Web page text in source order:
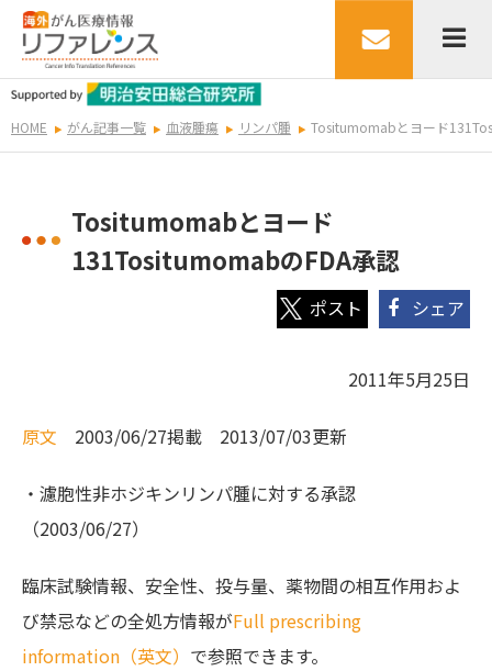
HOME がん記事一覧 血液腫瘍 リンパ腫 Tositumomabとヨード
Tositumomabとヨード
131TositumomabのFDA承認
シェア
2011年5月25日
原文 2003/06/27掲載 2013/07/03更新
・濾胞性非ホジキンリンパ腫に対する承認
（2003/06/27）
臨床試験情報、安全性、投与量、薬物間の相互作用およ
び禁忌などの全処方情報がFull prescribing
information（英文） で参照できます。